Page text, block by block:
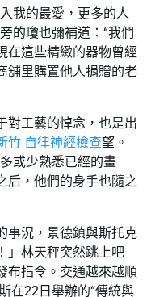
我的最愛，更多的人
的瓊也彌補道：“我們
在這些精緻的器物曾經
舖里購置他人捐贈的老
對工藝的悼念，也是出
竹 自律神經檢查望。
或少熟悉已經的畫
后，他們的身手也隨之
事況，景德鎮與斯托克
」林天秤突然跳上吧
布指令。交通越來越順
在22日舉辦的“傳統與